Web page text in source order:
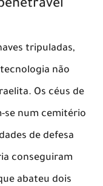
tripuladas,
não
Os céus de
se num cemitério
de defesa
conseguiram
abateu dois